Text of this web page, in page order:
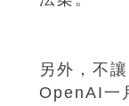
另外，不
OpenAI一